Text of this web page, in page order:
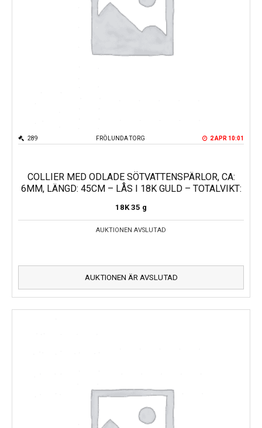
FRÖLUNDA TORG
289 2 APR 10:01
COLLIER MED ODLADE SÖTVATTENSPÄRLOR, CA:
6MM, LÄNGD: 45CM – LÅS I 18K GULD – TOTALVIKT:
18K 35 g
AUKTIONEN AVSLUTAD
AUKTIONEN ÄR AVSLUTAD